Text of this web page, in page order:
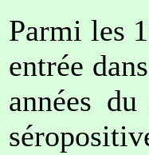
Parmi les
entrée
années